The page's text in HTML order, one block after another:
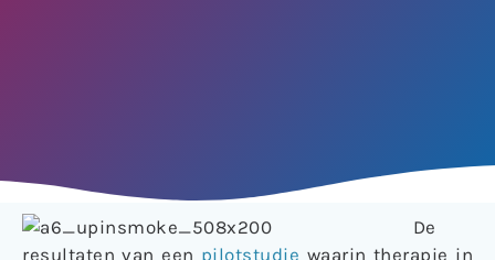
De
resultaten van een pilotstudie waarin therapie in